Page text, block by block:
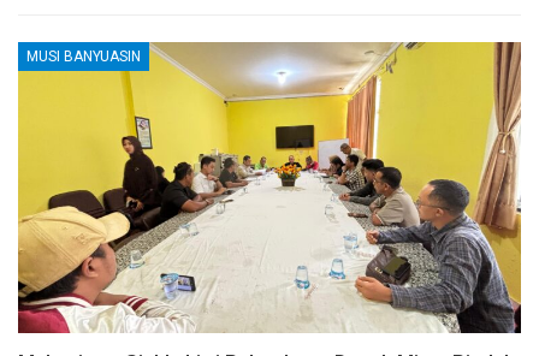
MUSI BANYUASIN